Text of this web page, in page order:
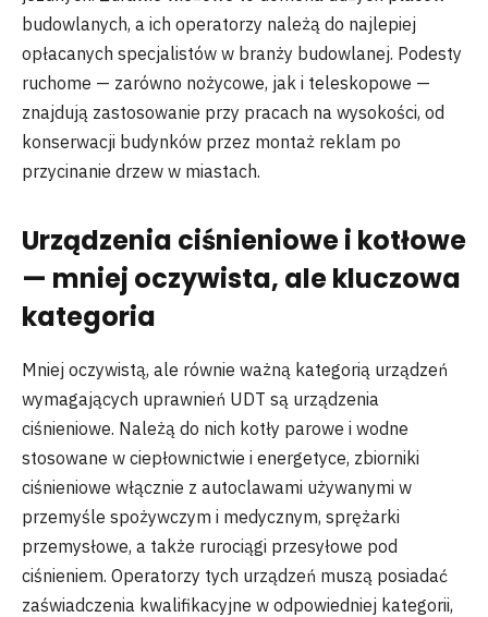
budowlanych, a ich operatorzy należą do najlepiej
opłacanych specjalistów w branży budowlanej. Podesty
ruchome — zarówno nożycowe, jak i teleskopowe —
znajdują zastosowanie przy pracach na wysokości, od
konserwacji budynków przez montaż reklam po
przycinanie drzew w miastach.
Urządzenia ciśnieniowe i kotłowe
— mniej oczywista, ale kluczowa
kategoria
Mniej oczywistą, ale równie ważną kategorią urządzeń
wymagających uprawnień UDT są urządzenia
ciśnieniowe. Należą do nich kotły parowe i wodne
stosowane w ciepłownictwie i energetyce, zbiorniki
ciśnieniowe włącznie z autoclawami używanymi w
przemyśle spożywczym i medycznym, sprężarki
przemysłowe, a także rurociągi przesyłowe pod
ciśnieniem. Operatorzy tych urządzeń muszą posiadać
zaświadczenia kwalifikacyjne w odpowiedniej kategorii,